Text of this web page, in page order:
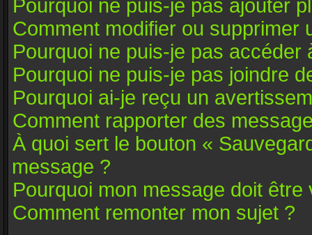
Pourquoi ne puis-je pas ajouter
Comment modifier ou supprimer
Pourquoi ne puis-je pas accéder
Pourquoi ne puis-je pas joindre
Pourquoi ai-je reçu un
Comment rapporter des
À quoi sert le bouton «
message ?
Pourquoi mon message doit être
Comment remonter mon sujet ?